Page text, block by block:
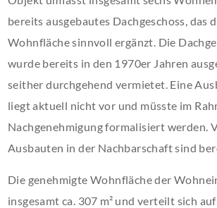
bereits ausgebautes Dachgeschoss, das
Wohnfläche sinnvoll ergänzt. Die
wurde bereits in den 1970er Jahren
seither durchgehend vermietet. Eine
liegt aktuell nicht vor und müsste im
Nachgenehmigung formalisiert werden.
Ausbauten in der Nachbarschaft sind
Die genehmigte Wohnfläche der
insgesamt ca. 307 m² und verteilt sich